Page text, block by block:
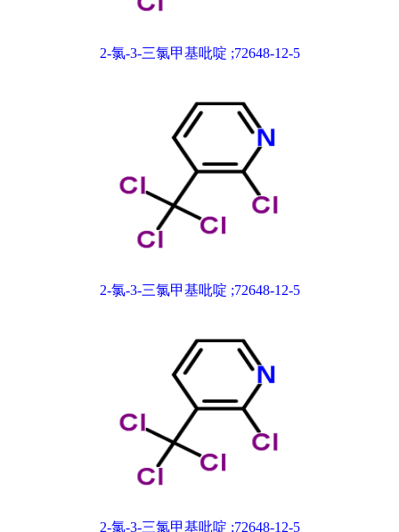
2-氯-3-三氯甲基吡啶 ;72648-12-5
2-氯-3-三氯甲基吡啶 ;72648-12-5
2-氯-3-三氯甲基吡啶 ;72648-12-5